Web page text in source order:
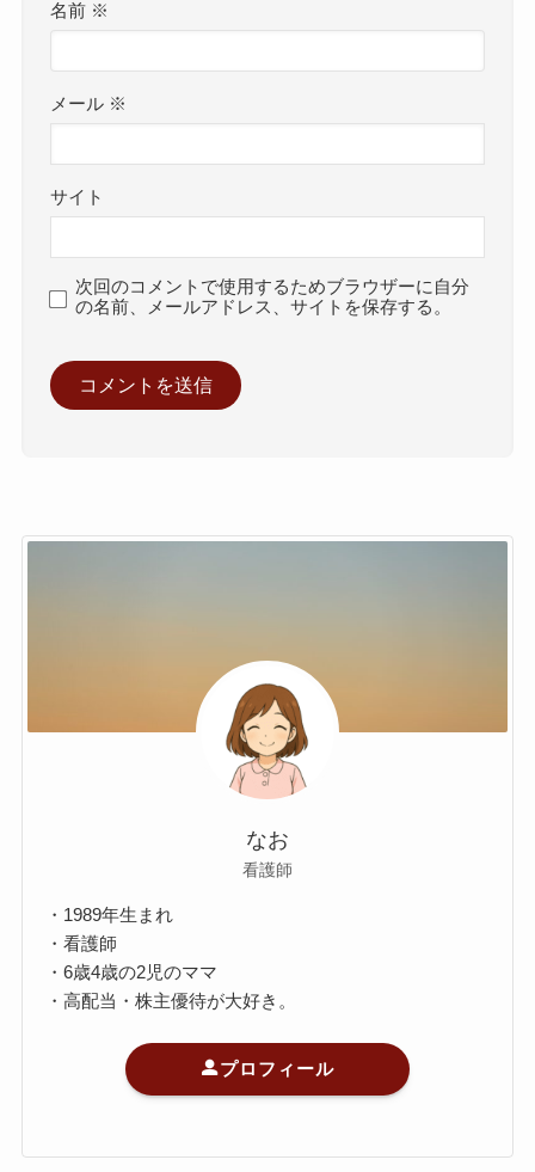
名前 ※
メール ※
サイト
次回のコメントで使用するためブラウザーに自分
の名前、メールアドレス、サイトを保存する。
なお
看護師
・1989年生まれ
・看護師
・6歳4歳の2児のママ
・高配当・株主優待が大好き。
プロフィール